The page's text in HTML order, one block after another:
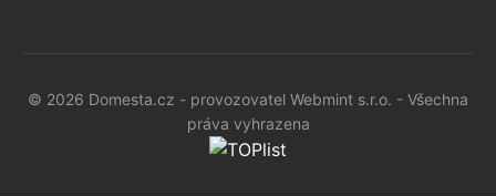
© 2026 Domesta.cz - provozovatel Webmint s.r.o. - Všechna
práva vyhrazena